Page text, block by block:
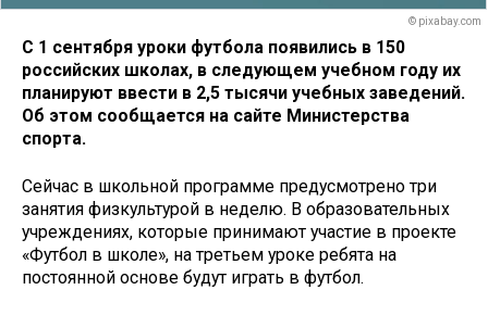
© pixabay.com
С 1 сентября уроки футбола появились в 150
российских школах, в следующем учебном году их
планируют ввести в 2,5 тысячи учебных заведений.
Об этом сообщается на сайте Министерства
спорта.
Сейчас в школьной программе предусмотрено три
занятия физкультурой в неделю. В образовательных
учреждениях, которые принимают участие в проекте
«Футбол в школе», на третьем уроке ребята на
постоянной основе будут играть в футбол.